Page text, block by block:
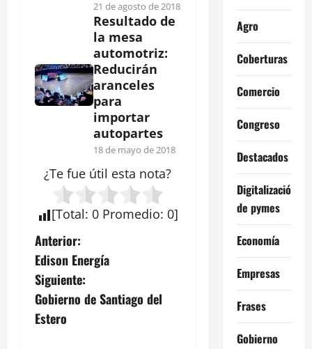
21 de agosto de 2018
Resultado de
la mesa
automotriz:
Reducirán
aranceles
para
importar
autopartes
18 de mayo de 2018
¿Te fue útil esta nota?
[Total: 0 Promedio: 0]
N
a
v
e
Anterior:
Edison Energía
Siguiente:
Gobierno de Santiago del
Estero
Agro
Coberturas
Comercio
Congreso
Destacados
Digitalización
de pymes
Economía
Empresas
Frases
Gobierno